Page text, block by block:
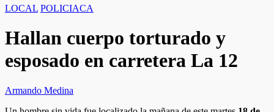
LOCAL POLICIACA
Hallan cuerpo torturado y
esposado en carretera La 12
Armando Medina